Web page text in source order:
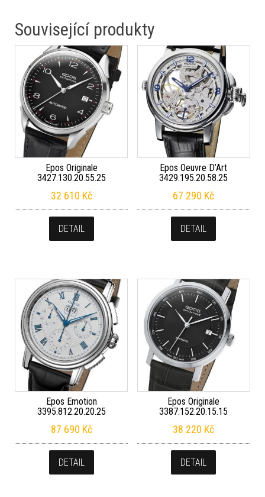
Související produkty
Epos Originale
3427.130.20.55.25
32 610 Kč
DETAIL
Epos Oeuvre D’Art
3429.195.20.58.25
67 290 Kč
DETAIL
Epos Emotion
3395.812.20.20.25
87 690 Kč
DETAIL
Epos Originale
3387.152.20.15.15
38 220 Kč
DETAIL